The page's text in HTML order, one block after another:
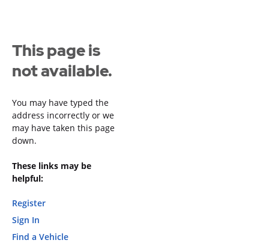
This page is
not available.
You may have typed the
address incorrectly or we
may have taken this page
down.
These links may be
helpful:
Register
Sign In
Find a Vehicle